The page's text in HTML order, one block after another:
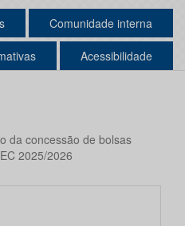
Comunidade interna
Acessibilidade
da concessão de bolsas
2025/2026